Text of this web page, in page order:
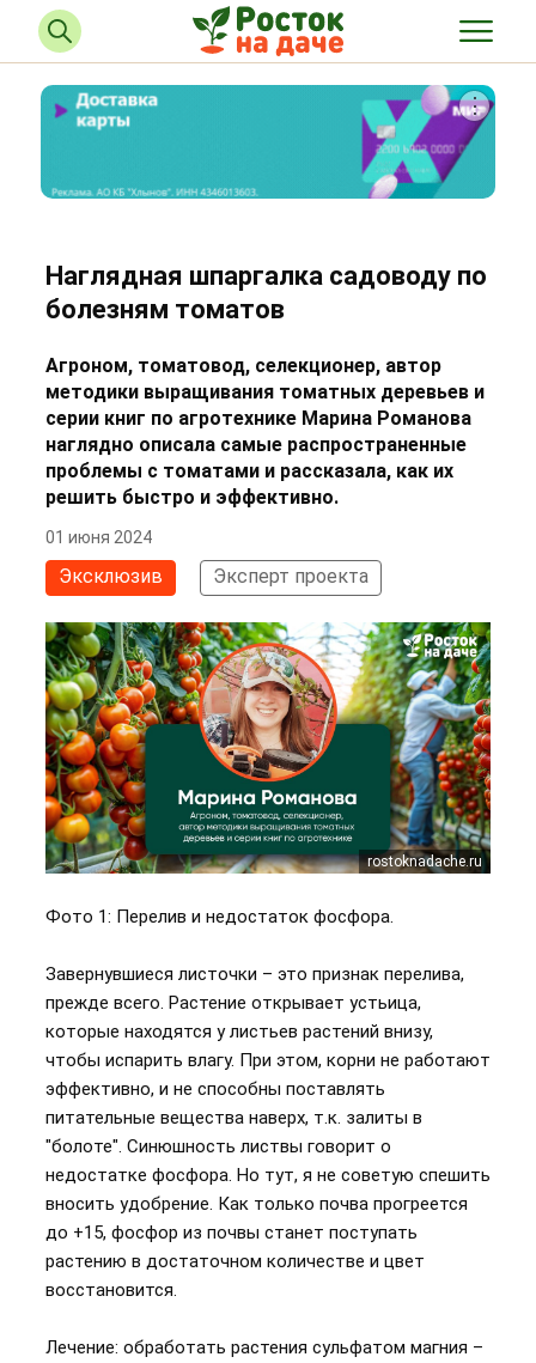
Наглядная шпаргалка садоводу по
болезням томатов
Агроном, томатовод, селекционер, автор
методики выращивания томатных деревьев и
серии книг по агротехнике Марина Романова
наглядно описала самые распространенные
проблемы с томатами и рассказала, как их
решить быстро и эффективно.
01 июня 2024
Эксклюзив Эксперт проекта
rostoknadache.ru
Фото 1: Перелив и недостаток фосфора.
Завернувшиеся листочки – это признак перелива,
прежде всего. Растение открывает устьица,
которые находятся у листьев растений внизу,
чтобы испарить влагу. При этом, корни не работают
эффективно, и не способны поставлять
питательные вещества наверх, т.к. залиты в
"болоте". Синюшность листвы говорит о
недостатке фосфора. Но тут, я не советую спешить
вносить удобрение. Как только почва прогреется
до +15, фосфор из почвы станет поступать
растению в достаточном количестве и цвет
восстановится.
Лечение: обработать растения сульфатом магния –